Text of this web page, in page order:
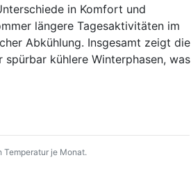
in Komfort und
längere Tagesaktivitäten im
Abkühlung. Insgesamt zeigt die
kühlere Winterphasen, was
je Monat.